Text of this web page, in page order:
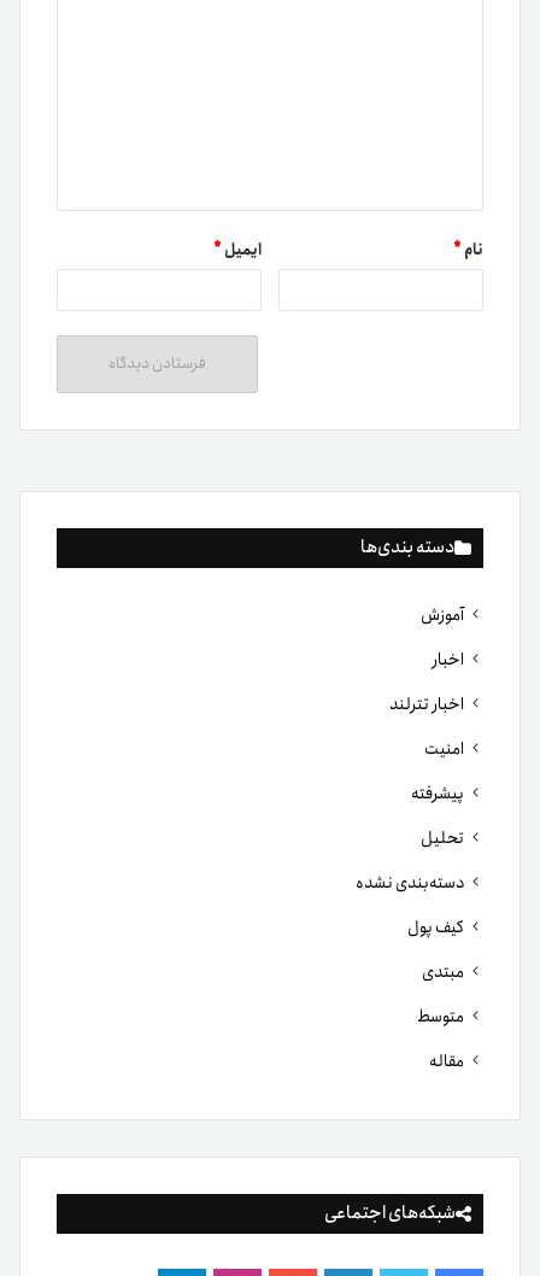
دسته بندی‌ها
آموزش
اخبار
اخبار تترلند
امنیت
پیشرفته
تحلیل
دسته‌بندی نشده
کیف پول
مبتدی
متوسط
مقاله
شبکه‌های اجتماعی
نام* ایمیل*